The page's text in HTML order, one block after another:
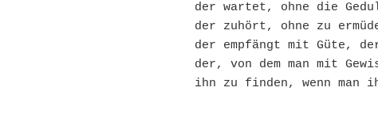
der wartet, ohne die
der zuhört, ohne zu
der empfängt mit Güte,
der, von dem man mit
ihn zu finden, wenn man